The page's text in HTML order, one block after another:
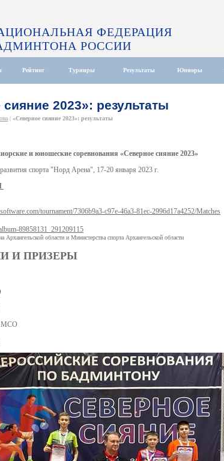
ФЕДЕРАЦИЯ
РОССИИ
Рейтинг Турниры Результаты Юниоры
2023»: результаты
| «Северное сияние 2023»: результаты
и юношеские соревнования «Северное сияние 2023»
спорта "Норд Арена", 17-20 января 2023 г.
tournament/7306b9a3-c97e-46a3-81ec-2996d17a4252/Matches
89858131_291209115
Архангельской области и Министерства спорта Архангельской области
И ПРИЗЕРЫ